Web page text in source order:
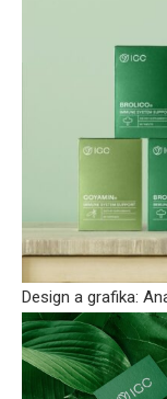
Design a grafika: